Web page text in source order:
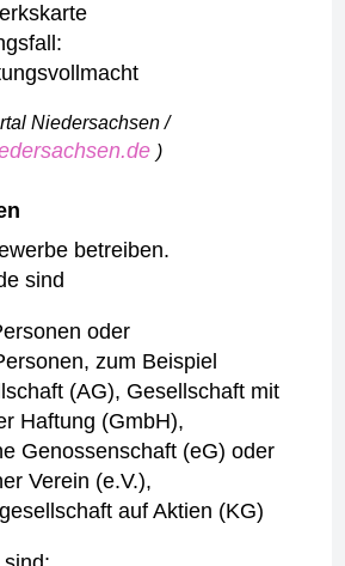
Niedersachsen /
)
betreiben.
sind
oder
zum Beispiel
(AG), Gesellschaft mit
Haftung (GmbH),
Genossenschaft (eG) oder
Verein (e.V.),
auf Aktien (KG)